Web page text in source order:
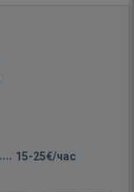
15-25€/час